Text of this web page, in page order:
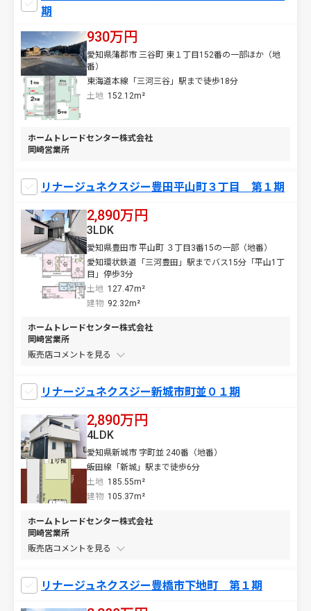
期
930万円
愛知県蒲郡市 三谷町 東１丁目152番の一部ほか（地
番）
東海道本線「三河三谷」駅まで徒歩18分
土地 152.12m²
ホームトレードセンター株式会社
岡崎営業所
リナージュネクスジー豊田平山町３丁目 第１期
2,890万円
愛知県豊田市 平山町 ３丁目3番15の一部（地番）
愛知環状鉄道「三河豊田」駅までバス15分「平山1丁
目」停歩3分
土地 127.47m²
3LDK
建物 92.32m²
ホームトレードセンター株式会社
岡崎営業所
販売店コメントを
リナージュネクスジー新城市町並０１期
2,890万円
愛知県新城市 字町並 240番（地番）
飯田線「新城」駅まで徒歩6分
土地 185.55m²
4LDK
建物 105.37m²
ホームトレードセンター株式会社
岡崎営業所
販売店コメントを
リナージュネクスジー豊橋市下地町 第１期